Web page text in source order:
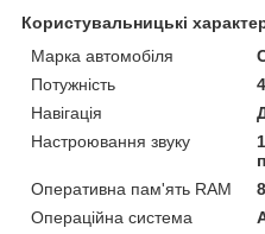
Користувальницькі
Марка автомобіля
Потужність
Навігація
Настроювання звуку
Оперативна пам'ять RAM
Операційна система